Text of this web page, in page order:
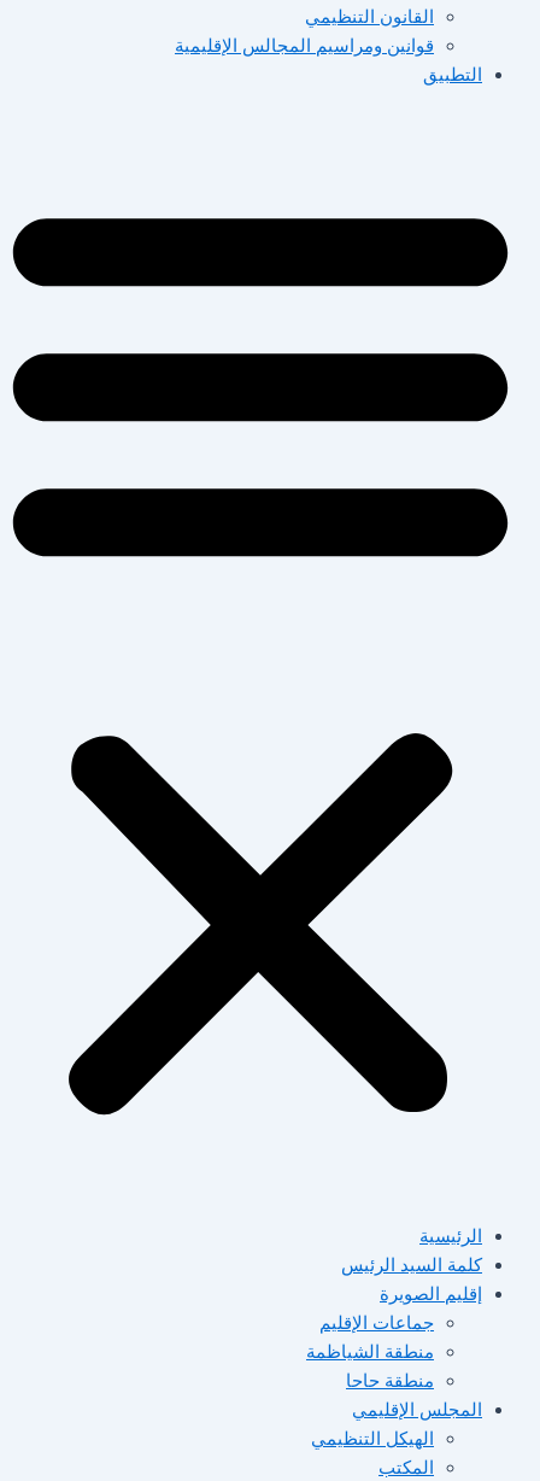
القانون التنظيمي
قوانين ومراسيم المجالس الإقليمية
التطبيق
الرئيسية
كلمة السيد الرئيس
إقليم الصويرة
جماعات الإقليم
منطقة الشياظمة
منطقة حاحا
المجلس الإقليمي
الهيكل التنظيمي
المكتب